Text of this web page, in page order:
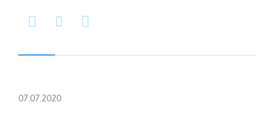
  
07.07.2020